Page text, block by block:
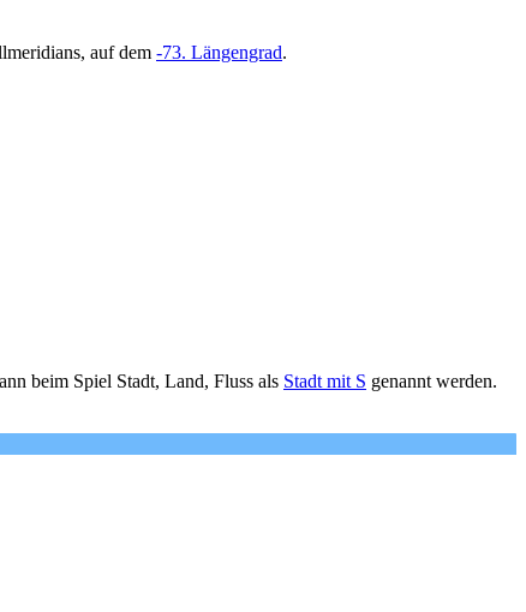
auf dem -73. Längengrad.
beim Spiel Stadt, Land, Fluss als Stadt mit S genannt werden.